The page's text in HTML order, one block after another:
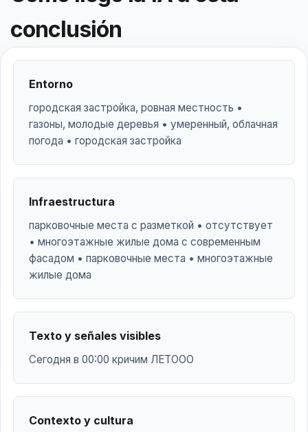
conclusión
Entorno
городская застройка, ровная местность •
газоны, молодые деревья • умеренный, облачная
погода • городская застройка
Infraestructura
парковочные места с разметкой • отсутствует
• многоэтажные жилые дома с современным
фасадом • парковочные места • многоэтажные
жилые дома
Texto y señales visibles
Сегодня в 00:00 кричим ЛЕТООО
Contexto y cultura